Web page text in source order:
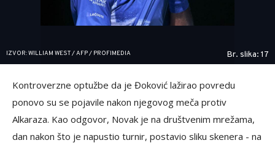
IZVOR: WILLIAM WEST / AFP / PROFIMEDIA Br. slika: 17
Kontroverzne optužbe da je Đoković lažirao povredu
ponovo su se pojavile nakon njegovog meča protiv
Alkaraza. Kao odgovor, Novak je na društvenim mrežama,
dan nakon što je napustio turnir, postavio sliku skenera - na